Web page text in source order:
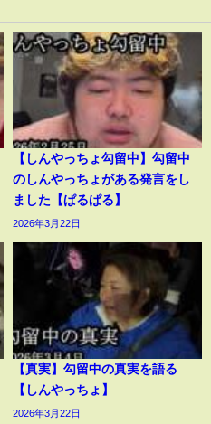
【しんやっちょ勾留中】勾留中
のしんやっちょがある発言をし
ました【ぱるぱる】
2026年3月22日
【真実】勾留中の真実を語る
【しんやっちょ】
2026年3月22日